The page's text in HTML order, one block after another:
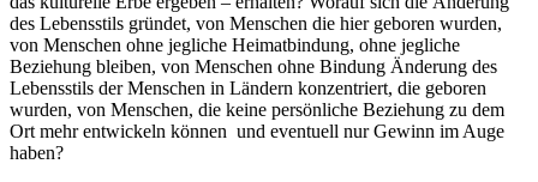
des Lebensstils gründet, von Menschen die hier geboren wurden,
von Menschen ohne jegliche Heimatbindung, ohne jegliche
Beziehung bleiben, von Menschen ohne Bindung Änderung des
Lebensstils der Menschen in Ländern konzentriert, die geboren
wurden, von Menschen, die keine persönliche Beziehung zu dem
Ort mehr entwickeln können und eventuell nur Gewinn im Auge
haben?